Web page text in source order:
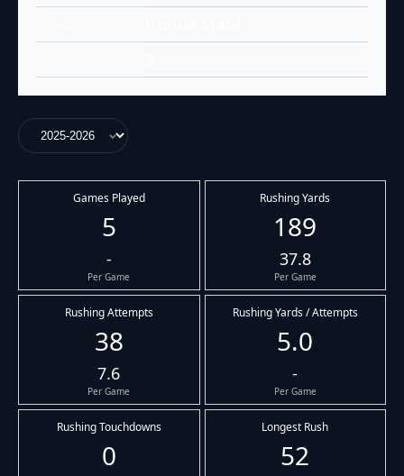
Games Played
5
-
Per Game
Rushing Yards
189
37.8
Per Game
Rushing Attempts
38
7.6
Per Game
Rushing Yards / Attempts
5.0
-
Per Game
Rushing Touchdowns
0
Longest Rush
52